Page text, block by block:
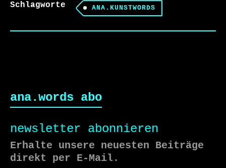
Schlagworte ANA.KUNSTWORDS
ana.words abo
newsletter abonnieren
Erhalte unsere neuesten Beiträge
direkt per E-Mail.